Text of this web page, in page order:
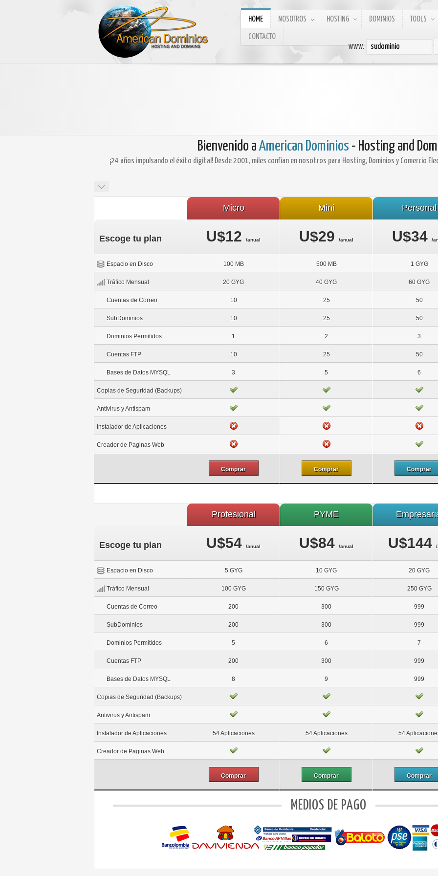
HOME NOSOTROS HOSTING DOMINIOS TOOLS
CONTACTO
WWW.
Bienvenido aAmerican Dominios - Hosting and
¡24 años impulsando el éxito digital! Desde 2001, miles confían en nosotros para Hosting, Dominios y Comercio
Servidores Propios
Niveles
Garantía 99.5%
UltraDNS MX
Cloud Linux
Backups Diarios
Firewall y Antivirus
Mod Security
RvSiteBuilder
Softaculous
Sistema Contable
Escoge tu plan
Espacio en Disco
Tráfico Mensual
Cuentas de Correo
SubDominios
Dominios Permitidos
Cuentas FTP
Bases de Datos MYSQL
Copias de Seguridad (Backups)
Antivirus y Antispam
Instalador de Aplicaciones
Creador de Paginas Web
Micro
U$12 /anual
100 MB
20 GYG
10
10
1
10
3
Comprar
Mini
U$29 /anual
500 MB
40 GYG
25
25
2
25
5
Comprar
Personal
U$34 /
1 GYG
60 GYG
50
50
3
50
6
Comprar
Escoge tu plan
Espacio en Disco
Tráfico Mensual
Cuentas de Correo
SubDominios
Dominios Permitidos
Cuentas FTP
Bases de Datos MYSQL
Copias de Seguridad (Backups)
Antivirus y Antispam
Instalador de Aplicaciones
Creador de Paginas Web
Profesional
U$54 /anual
5 GYG
100 GYG
200
200
5
200
8
54 Aplicaciones
Comprar
PYME
U$84 /anual
10 GYG
150 GYG
300
300
6
300
9
54 Aplicaciones
Comprar
U$144
20 GYG
250 GYG
999
999
7
999
999
54
Comprar
MEDIOS DE PAGO